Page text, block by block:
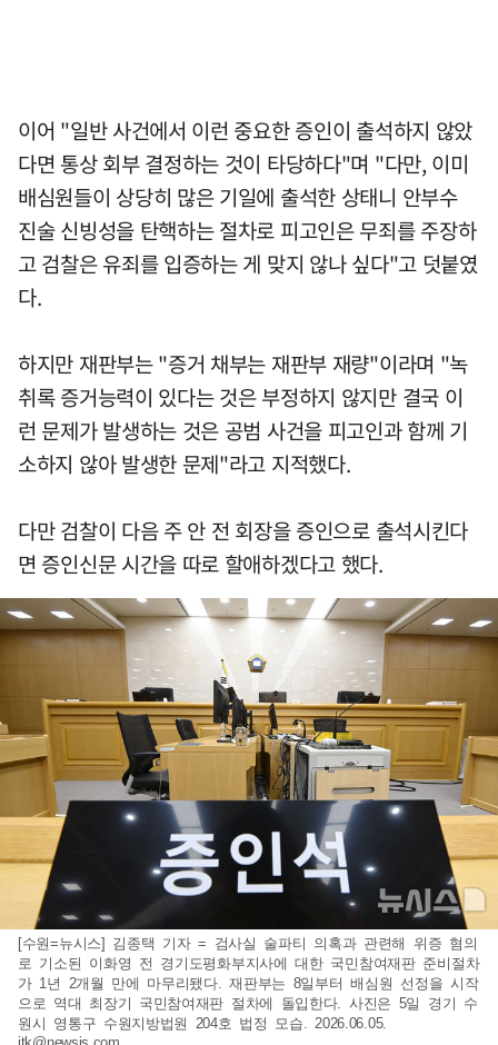
이어 "일반 사건에서 이런 중요한 증인이 출석하지 않았
다면 통상 회부 결정하는 것이 타당하다"며 "다만, 이미
배심원들이 상당히 많은 기일에 출석한 상태니 안부수
진술 신빙성을 탄핵하는 절차로 피고인은 무죄를 주장하
고 검찰은 유죄를 입증하는 게 맞지 않나 싶다"고 덧붙였
다.
하지만 재판부는 "증거 채부는 재판부 재량"이라며 "녹
취록 증거능력이 있다는 것은 부정하지 않지만 결국 이
런 문제가 발생하는 것은 공범 사건을 피고인과 함께 기
소하지 않아 발생한 문제"라고 지적했다.
다만 검찰이 다음 주 안 전 회장을 증인으로 출석시킨다
면 증인신문 시간을 따로 할애하겠다고 했다.
[수원=뉴시스] 김종택 기자 = 검사실 술파티 의혹과 관련해 위증 혐의
로 기소된 이화영 전 경기도평화부지사에 대한 국민참여재판 준비절차
가 1년 2개월 만에 마무리됐다. 재판부는 8일부터 배심원 선정을 시작
으로 역대 최장기 국민참여재판 절차에 돌입한다. 사진은 5일 경기 수
원시 영통구 수원지방법원 204호 법정 모습. 2026.06.05.